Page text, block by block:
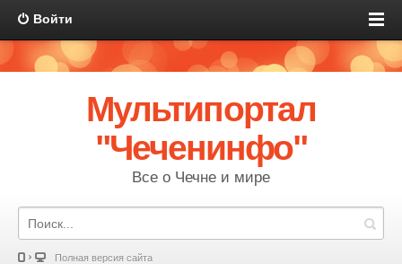
Войти
Мультипортал
"Чеченинфо"
Все о Чечне и мире
Полная версия сайта